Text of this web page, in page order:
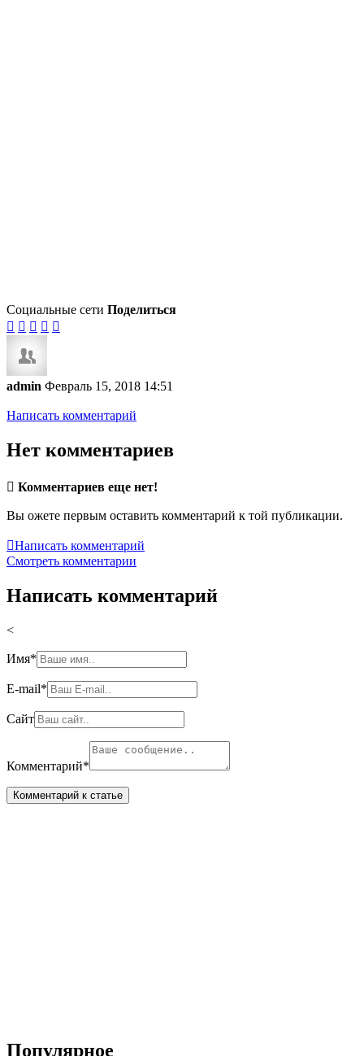
Социальные сети Поделиться
    
admin Февраль 15, 2018 14:51
Написать комментарий
Нет комментариев
 Комментариев еще нет!
Вы ожете первым оставить комментарий к той публикации.
Написать комментарий
Смотреть комментарии
Написать комментарий
<
Имя*
E-mail*
Сайт
Комментарий*
Популярное